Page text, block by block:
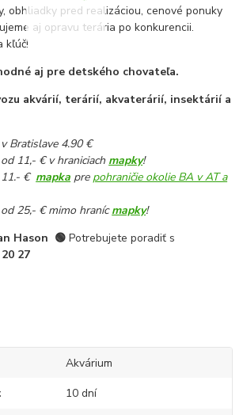
obhliadky pred realizáciou, cenové ponuky
aj opravu terária po konkurencii.
kľúč!
aj pre detského chovateľa.
akvárií, terárií, akvaterárií, insektárií a
Bratislave 4.90 €
11,- € v hraniciach mapky!
11.- € mapka pre pohraničie okolie BA v AT a
25,- € mimo hranícmapky!
Hason 🟢Potrebujete poradiť s
27
Akvárium
10 dní